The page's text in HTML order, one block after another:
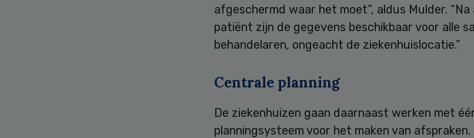
afgeschermd waar het moet”, aldus Mulder. “Na
patiënt zijn de gegevens beschikbaar voor alle
behandelaren, ongeacht de ziekenhuislocatie.”
Centrale planning
De ziekenhuizen gaan daarnaast werken met
planningsysteem voor het maken van